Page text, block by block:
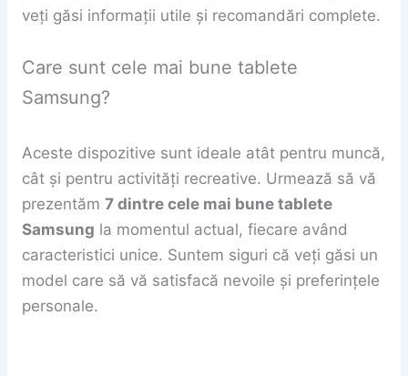
veți găsi informații utile și recomandări complete.
Care sunt cele mai bune tablete
Samsung?
Aceste dispozitive sunt ideale atât pentru muncă,
cât și pentru activități recreative. Urmează să vă
prezentăm 7 dintre cele mai bune tablete
Samsung la momentul actual, fiecare având
caracteristici unice. Suntem siguri că veți găsi un
model care să vă satisfacă nevoile și preferințele
personale.